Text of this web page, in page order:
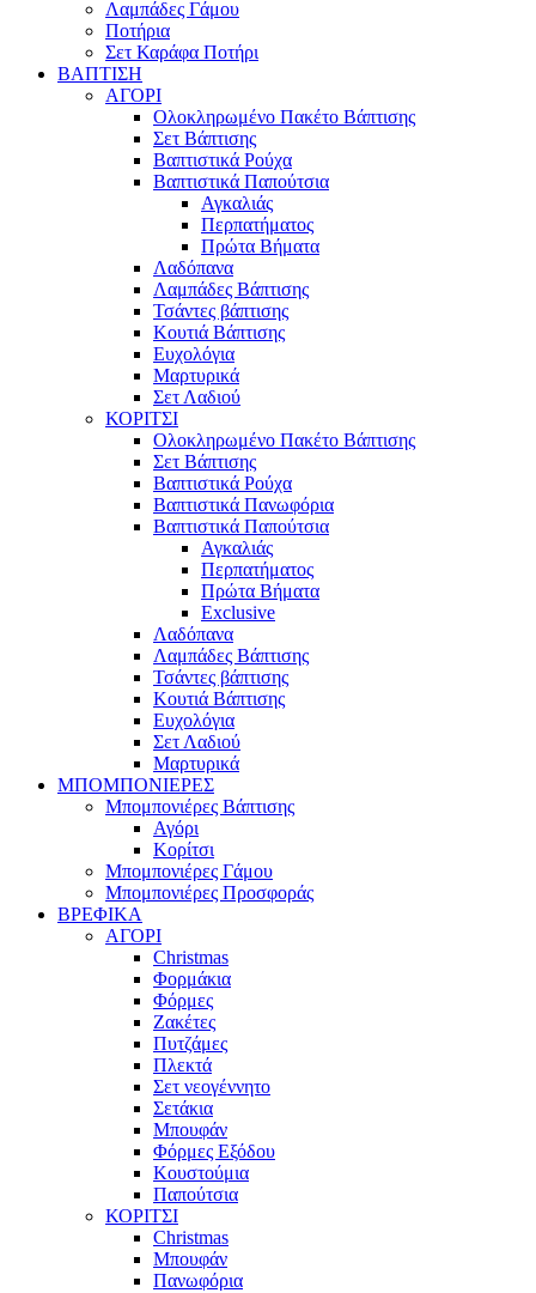
Λαμπάδες Γάμου
Ποτήρια
Σετ Καράφα Ποτήρι
ΒΑΠΤΙΣΗ
ΑΓΟΡΙ
Ολοκληρωμένο Πακέτο Βάπτισης
Σετ Βάπτισης
Βαπτιστικά Ρούχα
Βαπτιστικά Παπούτσια
Αγκαλιάς
Περπατήματος
Πρώτα Βήματα
Λαδόπανα
Λαμπάδες Βάπτισης
Τσάντες βάπτισης
Κουτιά Βάπτισης
Ευχολόγια
Μαρτυρικά
Σετ Λαδιού
ΚΟΡΙΤΣΙ
Ολοκληρωμένο Πακέτο Βάπτισης
Σετ Βάπτισης
Βαπτιστικά Ρούχα
Βαπτιστικά Πανωφόρια
Βαπτιστικά Παπούτσια
Αγκαλιάς
Περπατήματος
Πρώτα Βήματα
Exclusive
Λαδόπανα
Λαμπάδες Βάπτισης
Τσάντες βάπτισης
Κουτιά Βάπτισης
Ευχολόγια
Σετ Λαδιού
Μαρτυρικά
ΜΠΟΜΠΟΝΙΕΡΕΣ
Μπομπονιέρες Βάπτισης
Αγόρι
Κορίτσι
Μπομπονιέρες Γάμου
Μπομπονιέρες Προσφοράς
ΒΡΕΦΙΚΑ
ΑΓΟΡΙ
Christmas
Φορμάκια
Φόρμες
Ζακέτες
Πυτζάμες
Πλεκτά
Σετ νεογέννητο
Σετάκια
Μπουφάν
Φόρμες Εξόδου
Κουστούμια
Παπούτσια
ΚΟΡΙΤΣΙ
Christmas
Μπουφάν
Πανωφόρια